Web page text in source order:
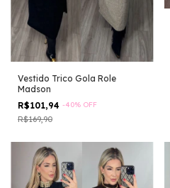
Vestido Trico Gola Role
Madson
R$101,94 -40% OFF
R$169,90